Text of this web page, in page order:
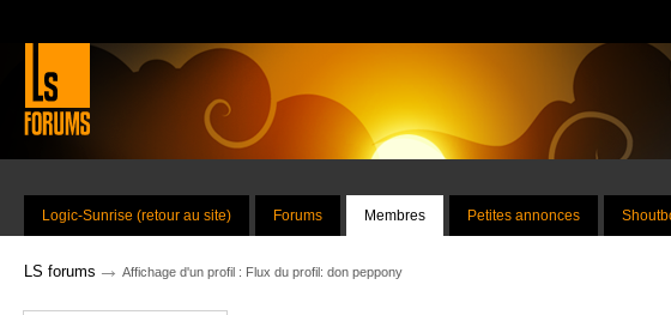
Logic-Sunrise (retour au site) Forums Membres Petites annonces
LS forums → Affichage d'un profil : Flux du profil: don peppony